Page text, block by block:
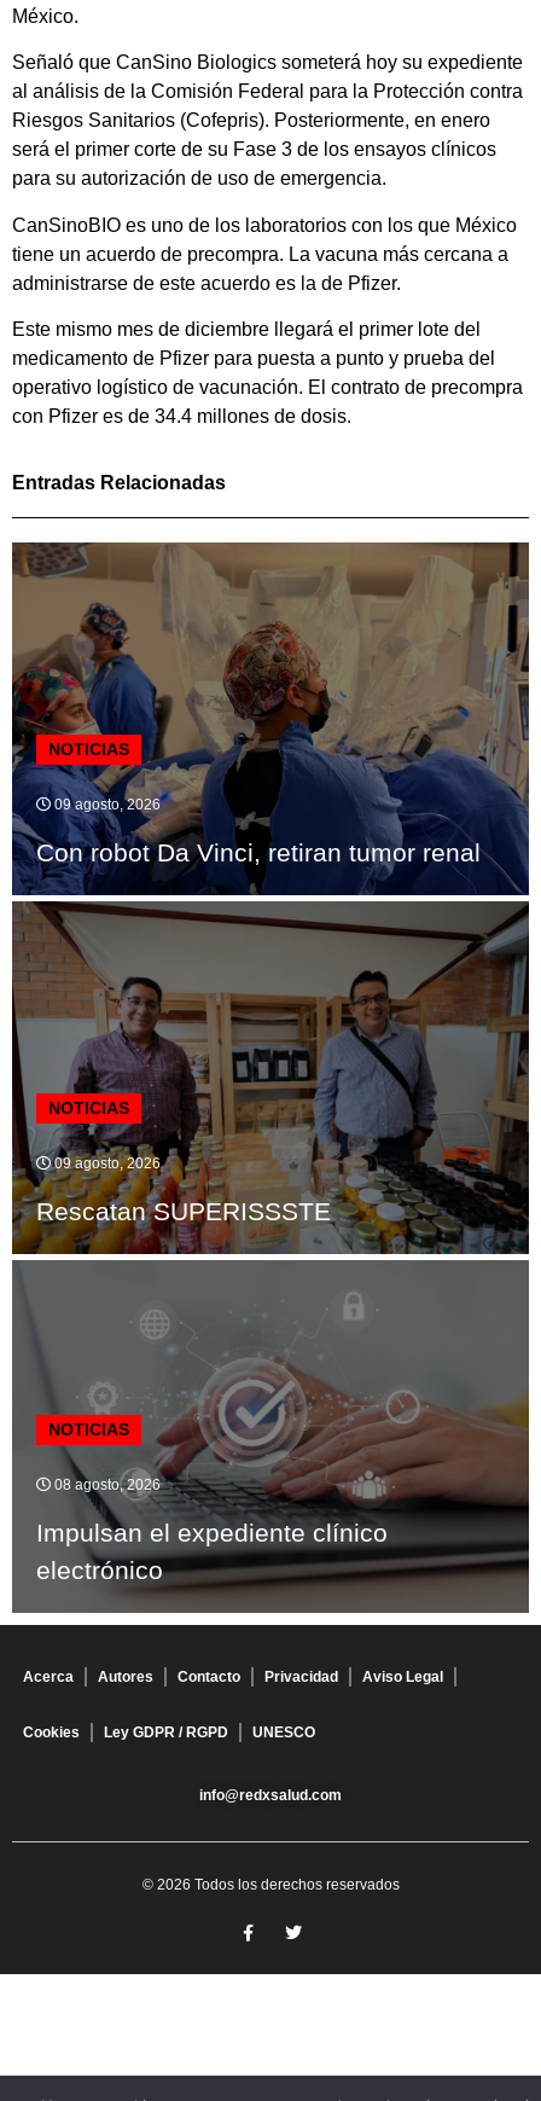
México.
Señaló que CanSino Biologics someterá hoy su expediente
al análisis de la Comisión Federal para la Protección contra
Riesgos Sanitarios (Cofepris). Posteriormente, en enero
será el primer corte de su Fase 3 de los ensayos clínicos
para su autorización de uso de emergencia.
CanSinoBIO es uno de los laboratorios con los que México
tiene un acuerdo de precompra. La vacuna más cercana a
administrarse de este acuerdo es la de Pfizer.
Este mismo mes de diciembre llegará el primer lote del
medicamento de Pfizer para puesta a punto y prueba del
operativo logístico de vacunación. El contrato de precompra
con Pfizer es de 34.4 millones de dosis.
Entradas Relacionadas
NOTICIAS
09 agosto, 2026
Con robot Da Vinci, retiran tumor renal
NOTICIAS
09 agosto, 2026
Rescatan SUPERISSSTE
NOTICIAS
08 agosto, 2026
Impulsan el expediente clínico
electrónico
Acerca Autores Contacto Privacidad Aviso Legal
Cookies Ley GDPR / RGPD UNESCO
info@redxsalud.com
© 2026 Todos los derechos reservados